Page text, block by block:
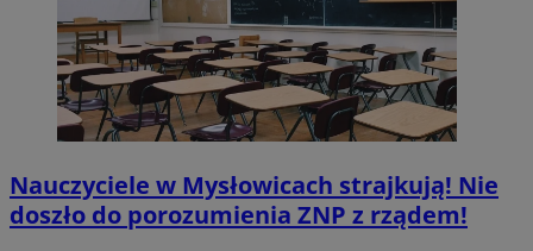
Nauczyciele w Mysłowicach strajkują! Nie
doszło do porozumienia ZNP z rządem!